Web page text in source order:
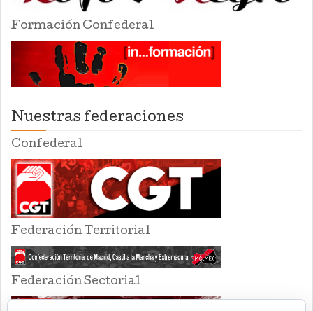
Formación Confederal
Nuestras federaciones
Confederal
Federación Territorial
Federación Sectorial